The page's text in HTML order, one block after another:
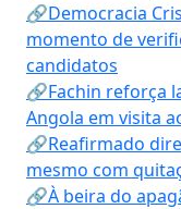
🔗Democracia
momento de
candidatos
🔗Fachin reforça
Angola em visita
🔗Reafirmado
mesmo com
🔗À beira do